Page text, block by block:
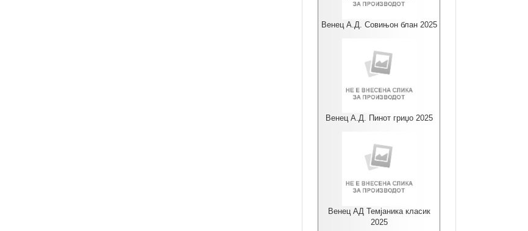
Венец А.Д. Совињон блан 2025
Венец А.Д. Пинот гриџо 2025
Венец АД Темјаника класик
2025